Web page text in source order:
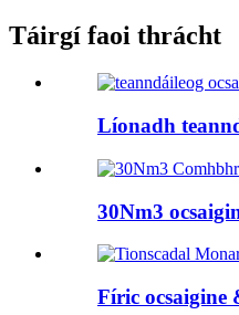
Táirgí faoi thrácht
Líonadh
30Nm3
Fíric ocsaigine